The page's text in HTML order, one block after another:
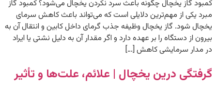
کمبود گاز یخچال چگونه باعث سرد نکردن یخچال می‌شود؟ کمبود گاز
مبرد یکی از مهم‌ترین دلایلی است که می‌تواند باعث کاهش سرمای
یخچال شود. گاز یخچال وظیفه جذب گرمای داخل کابین و انتقال آن به
بیرون از دستگاه را بر عهده دارد و اگر مقدار آن به دلیل نشتی یا ایراد
در مدار سرمایشی کاهش […]
گرفتگی درین یخچال | علائم، علت‌ها و تأثیر